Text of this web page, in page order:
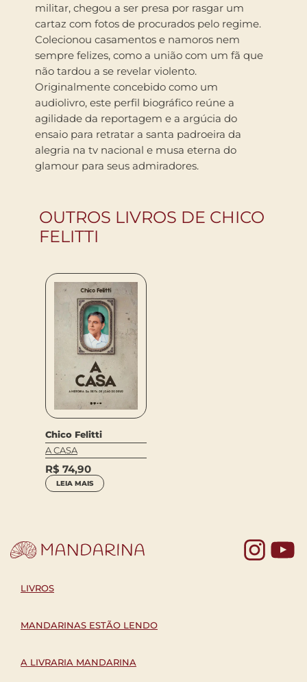
militar, chegou a ser presa por rasgar um
cartaz com fotos de procurados pelo regime.
Colecionou casamentos e namoros nem
sempre felizes, como a união com um fã que
não tardou a se revelar violento.
Originalmente concebido como um
audiolivro, este perfil biográfico reúne a
agilidade da reportagem e a argúcia do
ensaio para retratar a santa padroeira da
alegria na tv nacional e musa eterna do
glamour para seus admiradores.
OUTROS LIVROS DE CHICO
FELITTI
Chico Felitti
A CASA
R$ 74,90
LEIA MAIS
LIVROS
MANDARINAS ESTÃO LENDO
A LIVRARIA MANDARINA